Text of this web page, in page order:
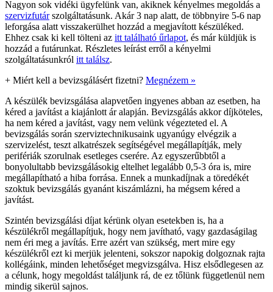
Nagyon sok vidéki ügyfelünk van, akiknek kényelmes megoldás a
szervizfutárszolgáltatásunk. Akár 3 nap alatt, de többnyire 5-6 nap
leforgása alatt visszakerülhet hozzád a megjavított készüléked.
Ehhez csak ki kell tölteni az itt található űrlapot, és már küldjük is
hozzád a futárunkat. Részletes leírást erről a kényelmi
szolgáltatásunkról itt találsz.
+ Miért kell a bevizsgálásért fizetni? Megnézem »
A készülék bevizsgálása alapvetően ingyenes abban az esetben, ha
kéred a javítást a kiajánlott ár alapján. Bevizsgálás akkor díjköteles,
ha nem kéred a javítást, vagy nem velünk végezteted el. A
bevizsgálás során szerviztechnikusaink ugyanúgy elvégzik a
szervizelést, teszt alkatrészek segítségével megállapítják, mely
perifériák szorulnak esetleges cserére. Az egyszerűbbtől a
bonyolultabb bevizsgálásokig eltelhet legalább 0,5-3 óra is, mire
megállapítható a hiba forrása. Ennek a munkadíjnak a töredékét
szoktuk bevizsgálás gyanánt kiszámlázni, ha mégsem kéred a
javítást.
Szintén bevizsgálási díjat kérünk olyan esetekben is, ha a
készülékről megállapítjuk, hogy nem javítható, vagy gazdaságilag
nem éri meg a javítás. Erre azért van szükség, mert mire egy
készülékről ezt ki merjük jelenteni, sokszor napokig dolgoznak rajta
kollégáink, minden lehetőséget megvizsgálva. Hisz elsődlegesen az
a célunk, hogy megoldást találjunk rá, de ez tőlünk függetlenül nem
mindig sikerül sajnos.